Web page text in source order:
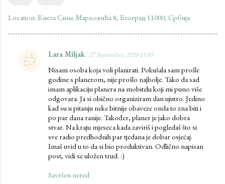
Location: Кнеза Симе Марковића 8, Београд 11000, Србија
C
Lara Miljak 27 September, 2020 11:05
Nisam osoba koja voli planirati. Pokušala sam prošle
godine s planerom, nije prošlo najbolje. Tako da sad
imam aplikaciju planera na mobitelu koji mi puno više
odgovara. Ja si obično organiziram dan ujutro. Jedino
kad su u pitanju neke bitnije obaveze onda to zna biti i
po par dana ranije. Također, planer je jako dobra
stvar. Na kraju mjeseca kada zaviriš i pogledaš što si
sve radio predhodnih par tjedana je dobar osjećaj.
Imaš uvid u to da si bio produktivan. Odlično napisan
post, vidi se uložen trud. :)
Savršen nered